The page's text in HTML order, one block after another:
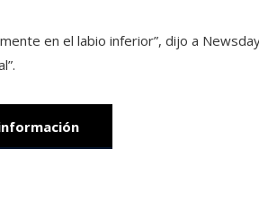
en el labio inferior”, dijo a